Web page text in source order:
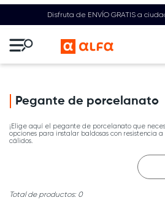
Disfruta de ENVÍO GRATIS a
Pegante de porcelanato
¡Elige aquí el pegante de porcelanato que
opciones para instalar baldosas con resistencia
cálidos.
0